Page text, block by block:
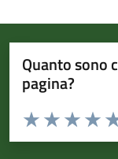
Quanto sono
pagina?
Valuta da 1 a 5 stelle
Valuta 3
Valuta 2
Valuta 1 stelle su